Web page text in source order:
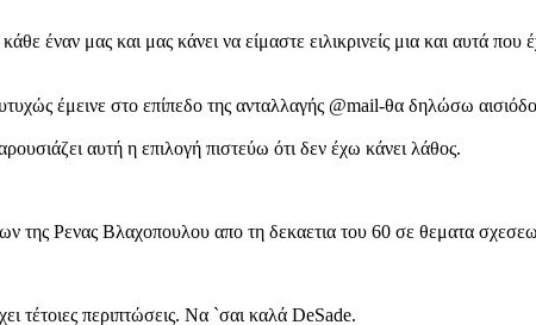
μας και μας κάνει να είμαστε ειλικρινείς μια και αυτά που
έμεινε στο επίπεδο της ανταλλαγής @mail-θα δηλώσω
αυτή η επιλογή πιστεύω ότι δεν έχω κάνει λάθος.
της Ρενας Βλαχοπουλου απο τη δεκαετια του 60 σε θεματα
τέτοιες περιπτώσεις. Να `σαι καλά DeSade.